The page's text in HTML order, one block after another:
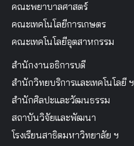
คณะพยาบาลศาสตร์
คณะเทคโนโลยีการเกษตร
คณะเทคโนโลยีอุตสาหกรรม
สำนักงานอธิการบดี
สำนักวิทยบริการและเทคโนโลยี ฯ
สำนักศิลปะและวัฒนธรรม
สถาบันวิจัยและพัฒนา
โรงเรียนสาธิตมหาวิทยาลัย ฯ